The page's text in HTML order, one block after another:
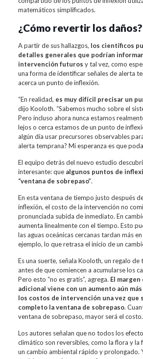
matemáticos simplificados.
¿Cómo revertir los daños?
A partir de sus hallazgos, los científicos
detalles generales que podrían
intervención futuros y tal vez, como
una forma de identificar señales de alerta
acerca un punto de inflexión.
“En realidad, es muy difícil precisar un
dijo Kooloth. “Sabemos mucho sobre el
Pero incluso ahora nunca estamos
lejos o cerca estamos de un punto de
algún día usar precursores observables
alerta temprana? Mi esperanza es que
El equipo detrás del nuevo estudio
interesante: que algunos puntos de
“ventana de sobrepaso”.
En esta ventana de tiempo justo después
inflexión, el costo de la intervención no
pronunciada subida de inmediato. En
aumenta linealmente con el tiempo. Esto
las aguas oceánicas cercanas tardan más
ejemplo, lo que retrasa el inicio de un
Es una suerte, señala Kooloth, un regalo
antes de que comiencen a acumularse los
Pero esto “no es gratis”, agrega. El margen
adicional viene con un aumento aún
los costos de intervención una vez que
completo la ventana de sobrepaso.
ventana de sobrepaso, mayor será el costo.
Los autores señalan queno todos los
climático son reversibles, como la flora y la
un cambio ambiental rápido y prolongado.